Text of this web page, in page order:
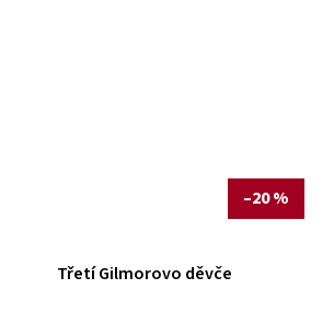
–20 %
Třetí Gilmorovo děvče